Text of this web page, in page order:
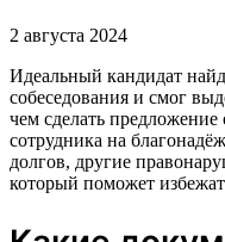
2 августа 2024
Идеальный кандидат
собеседования и смог
чем сделать
сотрудника на
долгов, другие
который поможет